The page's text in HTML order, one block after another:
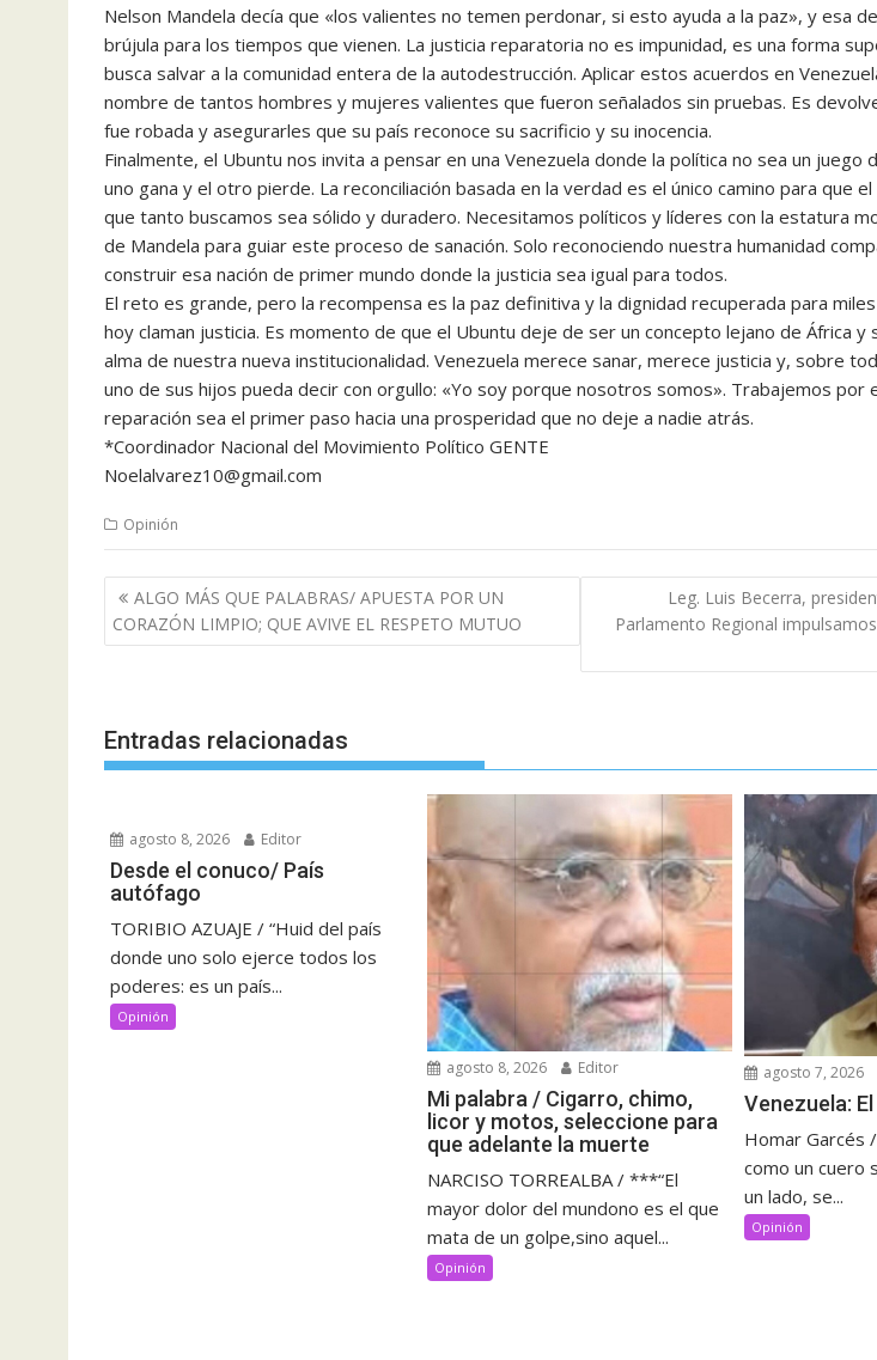
Nelson Mandela decía que «los valientes no temen perdonar, si esto ayuda a la paz», y esa
brújula para los tiempos que vienen. La justicia reparatoria no es impunidad, es una forma
busca salvar a la comunidad entera de la autodestrucción. Aplicar estos acuerdos en
nombre de tantos hombres y mujeres valientes que fueron señalados sin pruebas. Es
fue robada y asegurarles que su país reconoce su sacrificio y su inocencia.
Finalmente, el Ubuntu nos invita a pensar en una Venezuela donde la política no sea un juego
uno gana y el otro pierde. La reconciliación basada en la verdad es el único camino para que
que tanto buscamos sea sólido y duradero. Necesitamos políticos y líderes con la estatura
de Mandela para guiar este proceso de sanación. Solo reconociendo nuestra humanidad
construir esa nación de primer mundo donde la justicia sea igual para todos.
El reto es grande, pero la recompensa es la paz definitiva y la dignidad recuperada para
hoy claman justicia. Es momento de que el Ubuntu deje de ser un concepto lejano de África y
alma de nuestra nueva institucionalidad. Venezuela merece sanar, merece justicia y, sobre
uno de sus hijos pueda decir con orgullo: «Yo soy porque nosotros somos». Trabajemos por
reparación sea el primer paso hacia una prosperidad que no deje a nadie atrás.
*Coordinador Nacional del Movimiento Político GENTE
Noelalvarez10@gmail.com
Opinión
Navegación
de
entradas
ALGO MÁS QUE PALABRAS/ APUESTA POR UN
CORAZÓN LIMPIO; QUE AVIVE EL RESPETO MUTUO
Leg. Luis Becerra,
Parlamento Regional
Entradas relacionadas
agosto 8, 2026 Editor
Desde el conuco/ País
autófago
TORIBIO AZUAJE / “Huid del país
donde uno solo ejerce todos los
poderes: es un país...
Opinión
agosto 8, 2026 Editor
Mi palabra / Cigarro, chimo,
licor y motos, seleccione para
que adelante la muerte
NARCISO TORREALBA / ***“El
mayor dolor del mundono es el que
mata de un golpe,sino aquel...
Opinión
agosto 7, 2026
Venezuela:
Homar Garcés
como un cuero
un lado, se...
Opinión